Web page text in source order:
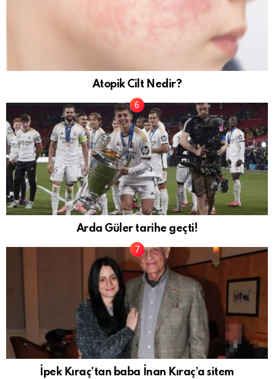
Atopik Cilt Nedir?
Arda Güler tarihe geçti!
İpek Kıraç’tan baba İnan Kıraç’a sitem